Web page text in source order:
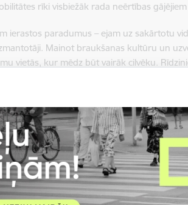
rīki visbiežāk rada neērtības
ierastos paradumus – ejam uz sakārtotu
Mainot braukšanas kultūru un
vietās, kur mēdz būt vairāk cilvēku.
Rīgas mērs Vilnis Ķirsis.
kurā apskatāmas šobrīd Rīgā
ieteikumus par vietām, kur būtu
mikromobilitātes rīku novietošanas
komunikācijas nodaļas projektu